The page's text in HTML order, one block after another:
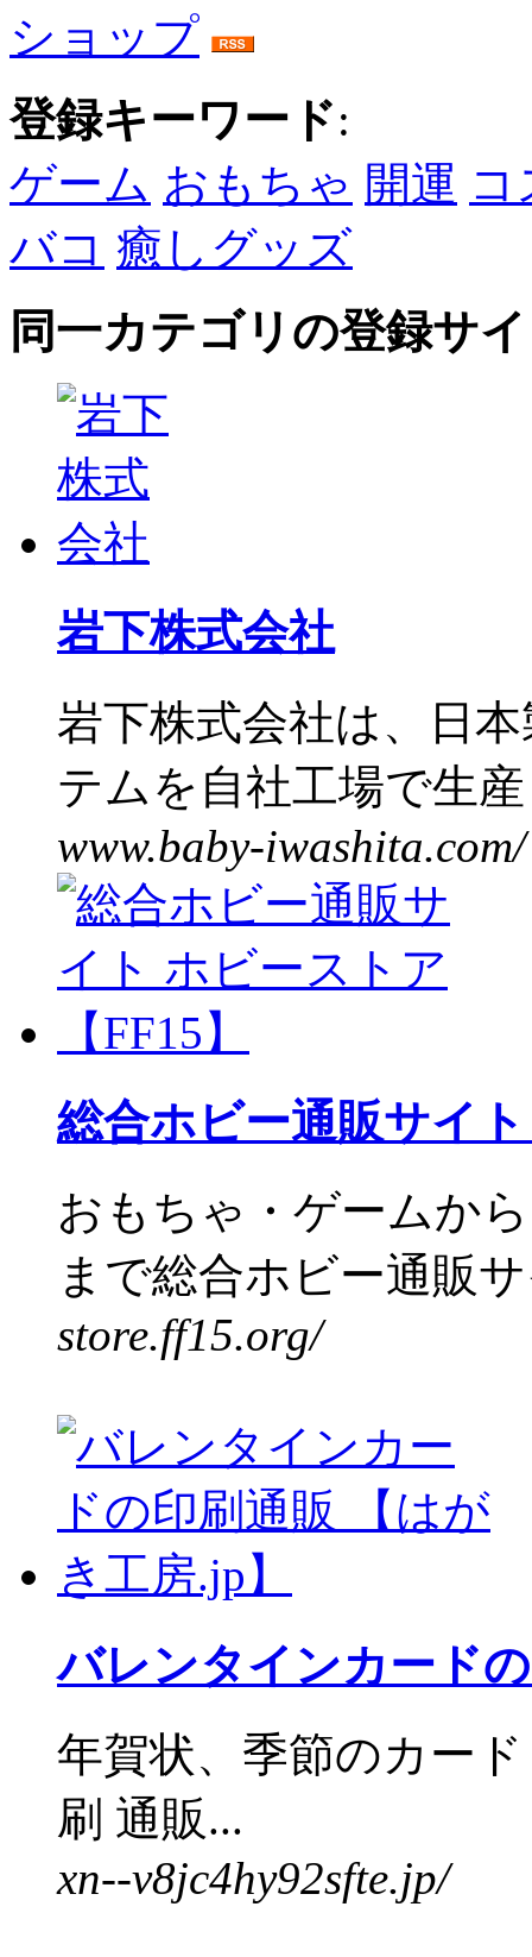
ショップ
登録キーワード:
ゲーム おもちゃ 開運 コ
バコ 癒しグッズ
同一カテゴリの登録サ
岩下株式会社
岩下株式会社は、日
テムを自社工場で生
www.baby-iwashita.com/
総合ホビー通販サイ
おもちゃ・ゲームか
まで総合ホビー通販
store.ff15.org/
バレンタインカード
年賀状、季節のカー
刷 通販...
xn--v8jc4hy92sfte.jp/